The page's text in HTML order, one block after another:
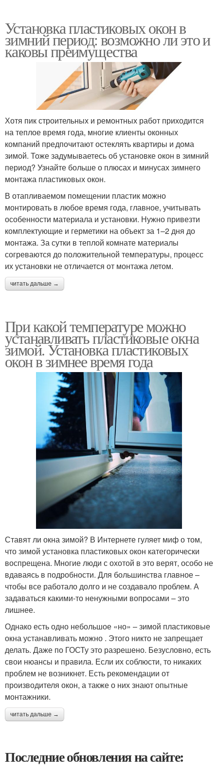
Установка пластиковых окон в
зимний период: возможно ли это и
каковы преимущества
Хотя пик строительных и ремонтных работ приходится
на теплое время года, многие клиенты оконных
компаний предпочитают остеклять квартиры и дома
зимой. Тоже задумываетесь об установке окон в зимний
период? Узнайте больше о плюсах и минусах зимнего
монтажа пластиковых окон.
В отапливаемом помещении пластик можно
монтировать в любое время года, главное, учитывать
особенности материала и установки. Нужно привезти
комплектующие и герметики на объект за 1–2 дня до
монтажа. За сутки в теплой комнате материалы
согреваются до положительной температуры, процесс
их установки не отличается от монтажа летом.
читать дальше →
При какой температуре можно
устанавливать пластиковые окна
зимой. Установка пластиковых
окон в зимнее время года
Ставят ли окна зимой? В Интернете гуляет миф о том,
что зимой установка пластиковых окон категорически
воспрещена. Многие люди с охотой в это верят, особо не
вдаваясь в подробности. Для большинства главное –
чтобы все работало долго и не создавало проблем. А
задаваться какими-то ненужными вопросами – это
лишнее.
Однако есть одно небольшое «но» – зимой пластиковые
окна устанавливать можно . Этого никто не запрещает
делать. Даже по ГОСТу это разрешено. Безусловно, есть
свои нюансы и правила. Если их соблюсти, то никаких
проблем не возникнет. Есть рекомендации от
производителя окон, а также о них знают опытные
монтажники.
читать дальше →
Последние обновления на сайте: